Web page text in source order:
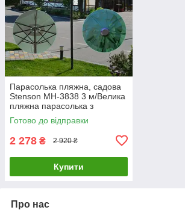
Парасолька пляжна, садова
Stenson MH-3838 3 м/Велика
пляжна парасолька з
нахилом
Готово до відправки
2 278 ₴ 2 920 ₴
Купити
Про нас